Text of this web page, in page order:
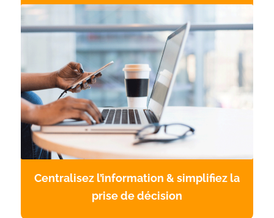
Centralisez l’information & simplifiez la
prise de décision